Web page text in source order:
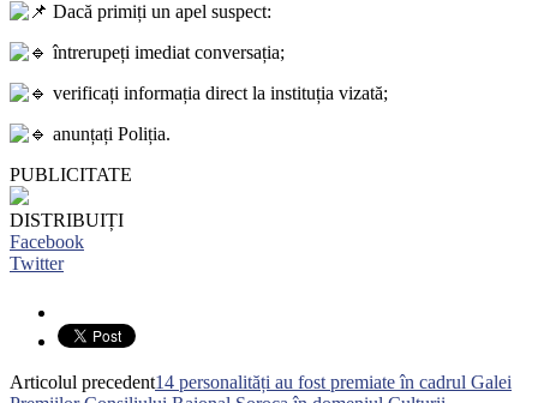
Dacă primiți un apel suspect:
întrerupeți imediat conversația;
verificați informația direct la instituția vizată;
anunțați Poliția.
PUBLICITATE
DISTRIBUIȚI
Facebook
Twitter
Articolul precedent14 personalități au fost premiate în cadrul Galei